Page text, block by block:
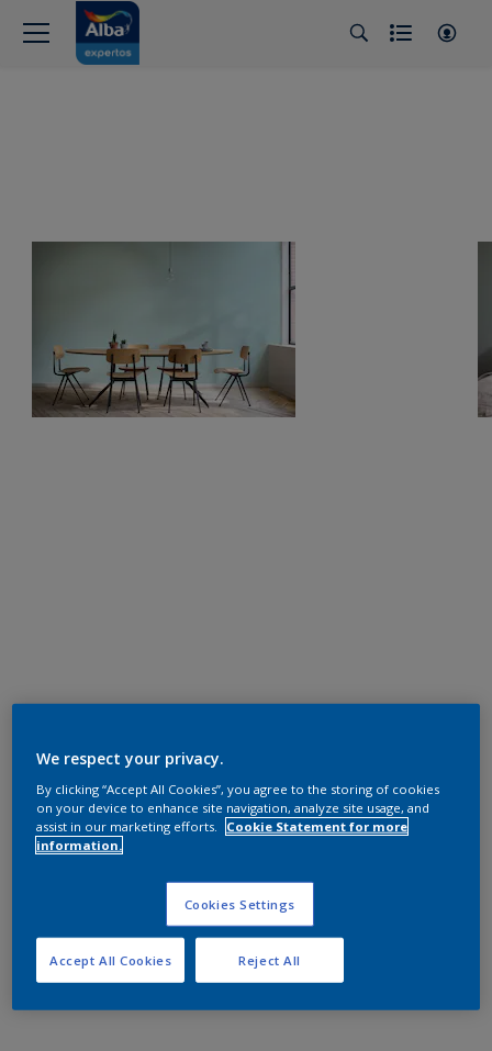
We respect your privacy.
By clicking “Accept All Cookies”, you agree to the storing of cookies
on your device to enhance site navigation, analyze site usage, and
assist in our marketing efforts.
Cookie Statement for more
information.
Cookies Settings
Reject All
Accept All Cookies